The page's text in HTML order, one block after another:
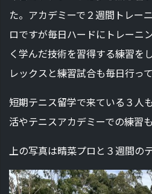
た。アカデミーで２週間トレー
ロですが毎日ハードにトレーニ
く学んだ技術を習得する練習を
レックスと練習試合も毎日行って
短期テニス留学で来ている３人
活やテニスアカデミーでの練習
上の写真は晴菜プロと３週間の